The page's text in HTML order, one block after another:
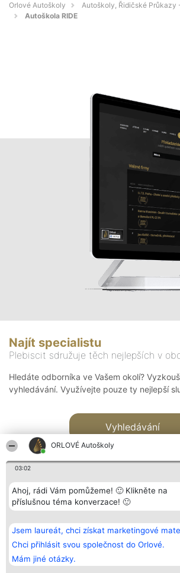
ORLOVÉ Autoškoly
03:02
Ahoj, rádi Vám pomůžeme! 🙂 Klikněte na
příslušnou téma konverzace! 🙂
Jsem laureát, chci získat marketingové
Chci přihlásit svou společnost do Orlové.
Mám jiné otázky.
Orlové Autoškoly
Autoškoly, Řidičské Průkazy
Autoškola RIDE
Najít specialistu
Plebiscit sdružuje těch nejlepších v
Hledáte odborníka ve Vašem okolí?
vyhledávání. Využívejte pouze ty nejlepší
Vyhledávání
Bright Side Solutions sp. z o.
o. sp. k.
ul. Ruska 22
Wrocław 50-079
KRS 0000749100 | Regon
381313360 | NIP 8943132676
Vítězové
Seznam všech
laureátů
Zásady
Zásady